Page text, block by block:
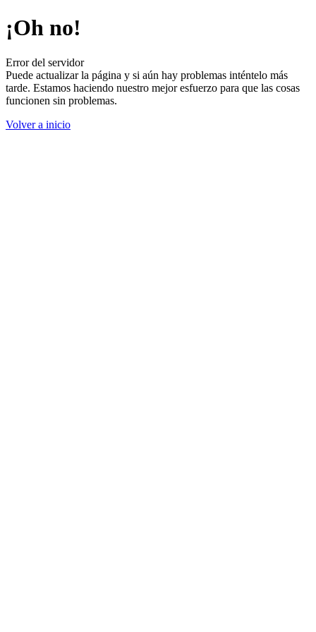
¡Oh no!
Error del servidor
Puede actualizar la página y si aún hay problemas inténtelo más
tarde. Estamos haciendo nuestro mejor esfuerzo para que las cosas
funcionen sin problemas.
Volver a inicio